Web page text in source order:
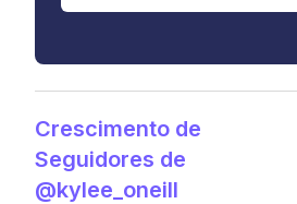
Crescimento de
Seguidores de
@kylee_oneill